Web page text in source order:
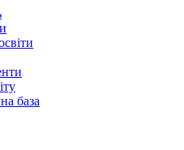
база